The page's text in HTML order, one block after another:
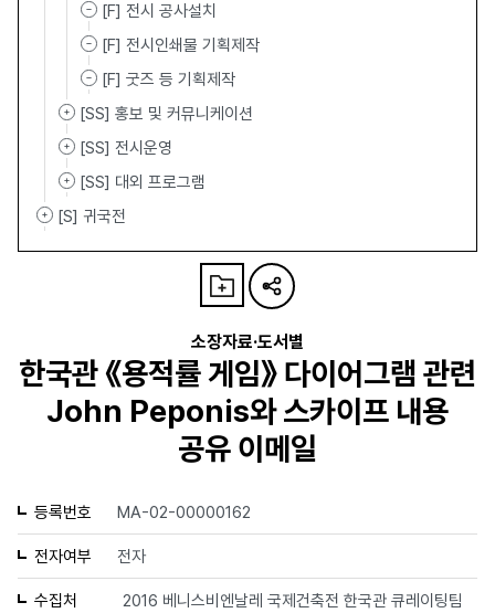
[F] 전시 공사설치
[F] 전시인쇄물 기획제작
[F] 굿즈 등 기획제작
[SS] 홍보 및 커뮤니케이션
[SS] 전시운영
[SS] 대외 프로그램
[S] 귀국전
소장자료·도서별
한국관 《용적률 게임》 다이어그램 관련
John Peponis와 스카이프 내용
공유 이메일
등록번호 MA-02-00000162
전자여부 전자
수집처 2016 베니스비엔날레 국제건축전 한국관 큐레이팅팀